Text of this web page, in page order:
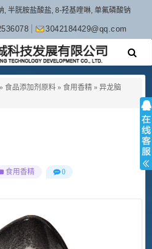
, 半胱胺盐酸盐, 8-羟基喹啉, 单氟磷酸钠
3042184429@qq.com
» 食品添加剂原料 » 食用香精 » 异龙脑
食用香精 0